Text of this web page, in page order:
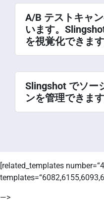
A/B テストキャ
います。
を視覚化できま
Slingshot でソー
ンを管理できま
[related_templates
—>